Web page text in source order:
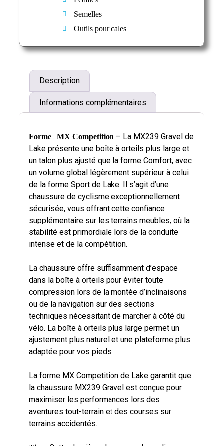
Semelles
Outils pour cales
Description
Informations complémentaires
Forme : MX Competition – La MX239 Gravel de
Lake présente une boîte à orteils plus large et
un talon plus ajusté que la forme Comfort, avec
un volume global légèrement supérieur à celui
de la forme Sport de Lake. Il s’agit d’une
chaussure de cyclisme exceptionnellement
sécurisée, vous offrant cette confiance
supplémentaire sur les terrains meubles, où la
stabilité est primordiale lors de la conduite
intense et de la compétition.
La chaussure offre suffisamment d’espace
dans la boîte à orteils pour éviter toute
compression lors de la montée d’inclinaisons
ou de la navigation sur des sections
techniques nécessitant de marcher à côté du
vélo. La boîte à orteils plus large permet un
ajustement plus naturel et une plateforme plus
adaptée pour vos pieds.
La forme MX Competition de Lake garantit que
la chaussure MX239 Gravel est conçue pour
maximiser les performances lors des
aventures tout-terrain et des courses sur
terrains accidentés.